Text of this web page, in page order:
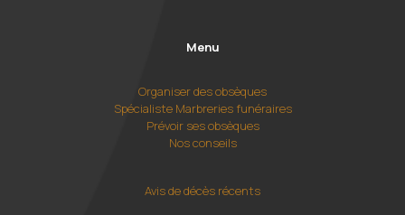
Menu
Organiser des obsèques
Spécialiste Marbreries funéraires
Prévoir ses obsèques
Nos conseils
Avis de décès récents